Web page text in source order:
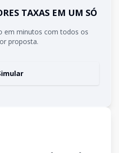
TAXAS EM UM SÓ
em minutos com todos os
proposta.